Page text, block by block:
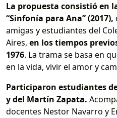
La propuesta consistió en
“Sinfonía para Ana” (2017),
amigas y estudiantes del
Aires, en los tiempos
1976. La trama se basa en
en la vida, vivir el amor y
Participaron estudiantes
y del Martín Zapata.
docentes Nestor Navarro y